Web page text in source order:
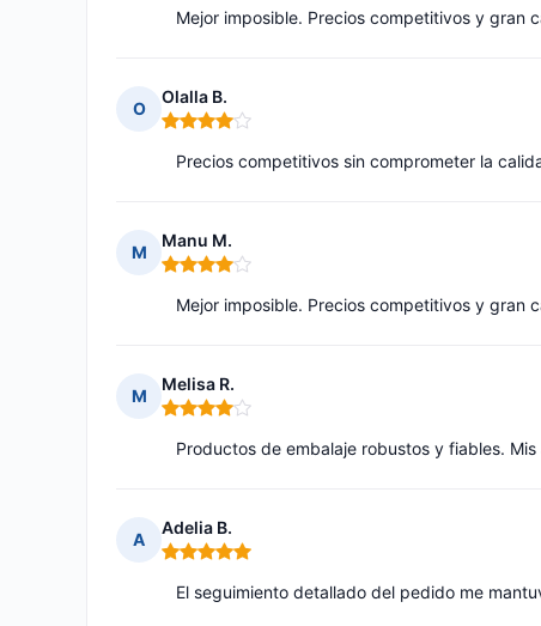
Mejor imposible. Precios competitivos y gran
O
Olalla B.
Nota: 4 de 5
Precios competitivos sin comprometer la
M
Manu M.
Nota: 4 de 5
Mejor imposible. Precios competitivos y gran
M
Melisa R.
Nota: 4 de 5
Productos de embalaje robustos y fiables.
A
Adelia B.
Nota: 5 de 5
El seguimiento detallado del pedido me